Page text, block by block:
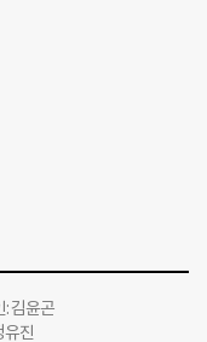
: 김윤곤
유진